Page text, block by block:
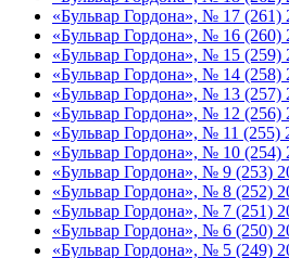
«Бульвар Гордона», № 17 (261)
«Бульвар Гордона», № 16 (260)
«Бульвар Гордона», № 15 (259)
«Бульвар Гордона», № 14 (258)
«Бульвар Гордона», № 13 (257)
«Бульвар Гордона», № 12 (256)
«Бульвар Гордона», № 11 (255)
«Бульвар Гордона», № 10 (254)
«Бульвар Гордона», № 9 (253)
«Бульвар Гордона», № 8 (252)
«Бульвар Гордона», № 7 (251)
«Бульвар Гордона», № 6 (250)
«Бульвар Гордона», № 5 (249)